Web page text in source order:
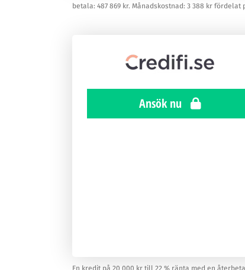
betala: 487 869 kr. Månadskostnad: 3 388 kr
Ansök nu
En kredit på 20 000 kr till 22 % ränta med en